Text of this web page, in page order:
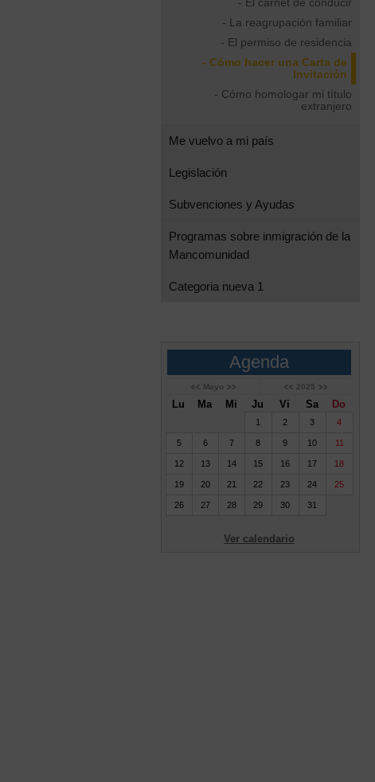
- La reagrupación familiar
- El permiso de residencia
- Cómo hacer una Carta de
Invitación
- Cómo homologar mi título
extranjero
Me vuelvo a mi país
Legislación
Subvenciones y Ayudas
Programas sobre inmigración de la
Mancomunidad
Categoria nueva 1
Agenda
Mayo 2025
Lu Ma Mi Ju Vi Sa Do
1 2 3 4
5 6 7 8 9 10 11
12 13 14 15 16 17 18
19 20 21 22 23 24 25
26 27 28 29 30 31
Ver calendario